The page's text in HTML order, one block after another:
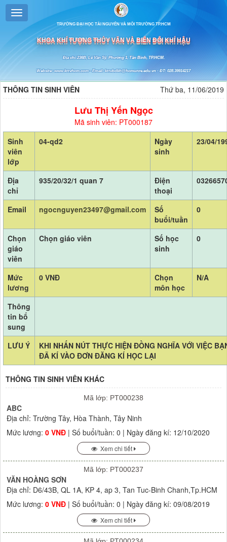
TRƯỜNG ĐẠI HỌC TÀI NGUYÊN VÀ MÔI TRƯỜNG TP.HCM
KHOA KHÍ TƯỢNG THỦY VĂN VÀ BIẾN ĐỔI KHÍ HẬU
Địa chỉ:236B, Lê Văn Sỹ, Phường 1, Tân Bình, TP.HCM.
Website: www.kttvhcm.com - Email: kttvbdkh@hcmunre.edu.vn - ĐT: 028.39914217
THÔNG TIN SINH VIÊN Thứ ba, 11/06/2019
Lưu Thị Yến Ngọc
Mã sinh viên: PT000187
Sinh
viên
lớp
04-qd2
Ngày
sinh
23/04/
Địa
chỉ
935/20/32/1 quan 7
Điện
thoại
Email ngocnguyen23497@gmail.com
Số
buổi/tuần
0
Chọn
giáo
viên
Chọn giáo viên
Số học
sinh
0
Mức
lương
0 VNĐ
Chọn
môn học
N/A
Thông
tin bổ
sung
LƯU Ý
KHI NHẤN NÚT THỰC HIỆN ĐỒNG NGHĨA VỚI VIỆC
ĐÃ KÍ VÀO ĐƠN ĐĂNG KÍ HỌC LẠI
THÔNG TIN SINH VIÊN KHÁC
Mã lớp: PT000238
ABC
Địa chỉ: Trường Tây, Hòa Thành, Tây Ninh
Mức lương: 0 VNĐ | Số buổi/tuần: 0 | Ngày đăng kí: 12/10/2020
Xem chi tiết
Mã lớp: PT000237
VĂN HOÀNG SƠN
Địa chỉ: D6/43B, QL 1A, KP 4, ap 3, Tan Tuc-Binh Chanh,Tp.HCM
Mức lương: 0 VNĐ | Số buổi/tuần: 0 | Ngày đăng kí: 09/08/2019
Xem chi tiết